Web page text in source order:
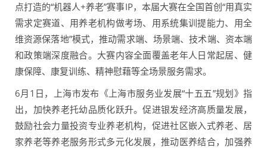
点打造的“机器人+养老”赛事IP，本届大赛在全国首创“用真实
需求定赛道、用养老机构做考场、用系统集训提能力、用全
维资源保落地”模式，推动需求端、场景端、技术端、资本端
和政策端深度融合。大赛内容全面覆盖老年人日常起居、健
康保障、康复训练、精神慰藉等全场景服务需求。
6月1日，上海市发布《上海市服务业发展“十五五”规划》指
出，加快养老托幼品质化跃升。促进银发经济高质量发展，
鼓励社会力量投资专业养老机构，促进社区嵌入式养老、居
家养老等养老服务形式多元化发展，推动医养结合，加强养